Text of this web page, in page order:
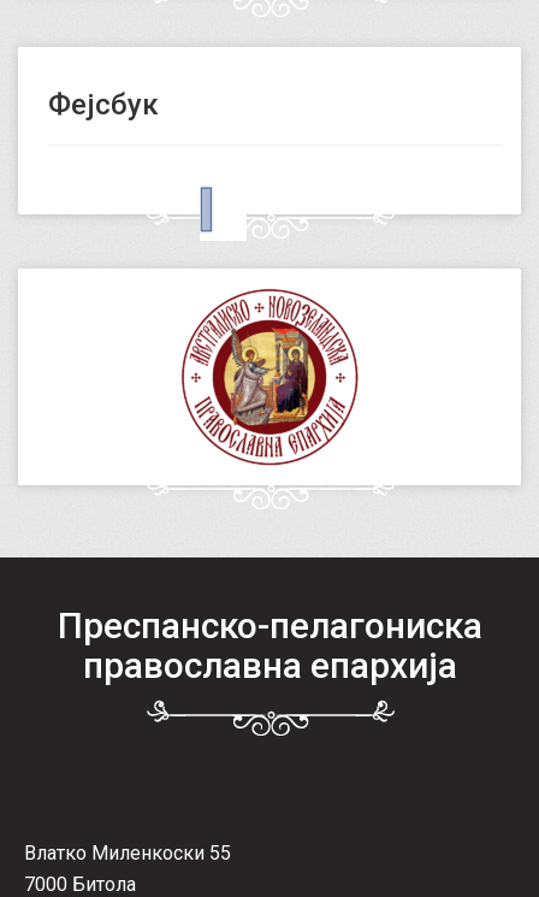
Фејсбук
Преспанско-пелагониска
православна епархија
Влатко Миленкоски 55
7000 Битола